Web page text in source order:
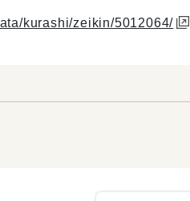
kurashi/zeikin/5012064/